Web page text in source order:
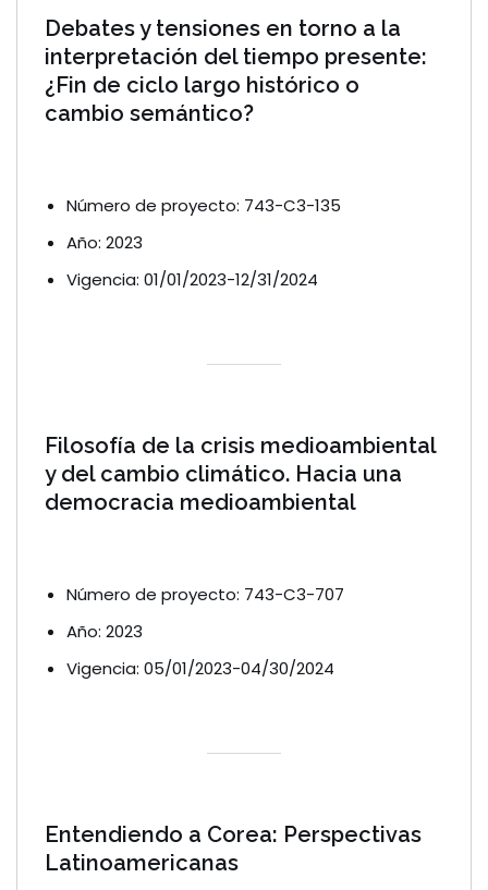
Debates y tensiones en torno a la
interpretación del tiempo presente:
¿Fin de ciclo largo histórico o
cambio semántico?
Número de proyecto: 743-C3-135
Año: 2023
Vigencia: 01/01/2023-12/31/2024
Filosofía de la crisis medioambiental
y del cambio climático. Hacia una
democracia medioambiental
Número de proyecto: 743-C3-707
Año: 2023
Vigencia: 05/01/2023-04/30/2024
Entendiendo a Corea: Perspectivas
Latinoamericanas